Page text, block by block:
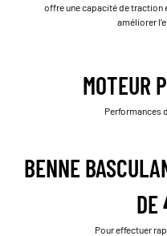
offre une capacité de traction
améliorer
MOTEUR
Performances
BENNE
DE
Pour effectuer